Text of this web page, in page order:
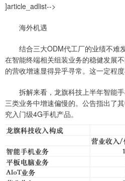
]article_adlist-->
海外机遇
结合三大ODM代工厂的业绩不难
在智能终端相关组装业务的稳健发展
的营收增速显得异乎寻常。这一定程
拆解来看，龙旗科技上半年智能手
三类业务中增速偏慢的。公告指出了
究入门级4G手机产品。